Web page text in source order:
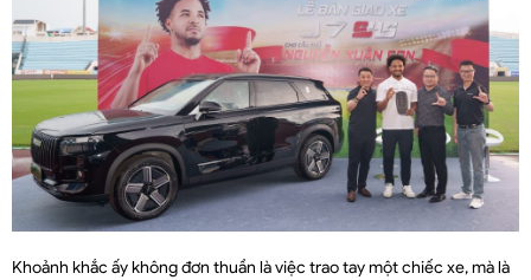
Khoảnh khắc ấy không đơn thuần là việc trao tay một chiếc xe, mà là